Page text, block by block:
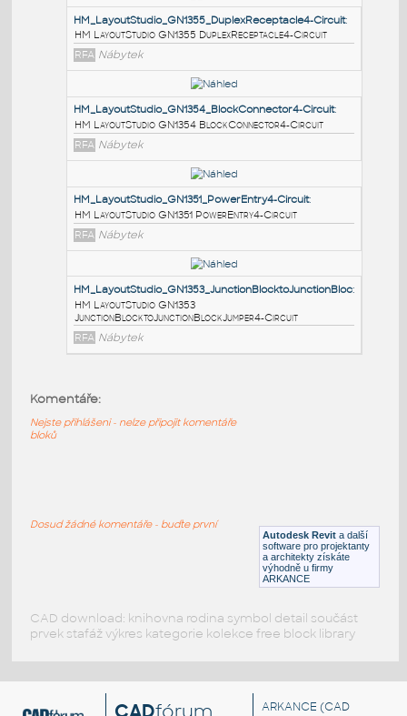
PODOBNÉ BLOKY:
HM_LayoutStudio_GN1355_DuplexReceptacle4-Circuit
HM LayoutStudio GN1355 DuplexReceptacle4-Circuit
RFA Nábytek
HM_LayoutStudio_GN1354_BlockConnector4-Circuit
HM LayoutStudio GN1354 BlockConnector4-Circuit
RFA Nábytek
HM_LayoutStudio_GN1351_PowerEntry4-Circuit
HM LayoutStudio GN1353
JunctionBlocktoJunctionBlockJumper4-Circuit
Autodesk Revit a další
software pro projektanty
a architekty získáte
výhodně u firmy
ARKANCE
Komentáře:
Nejste přihlášeni - nelze připojit komentáře
bloků
Dosud žádné komentáře - buďte první
CAD download: knihovna rodina symbol detail součást
prvek stafáž výkres kategorie kolekce free block library
ARKANCE (CAD